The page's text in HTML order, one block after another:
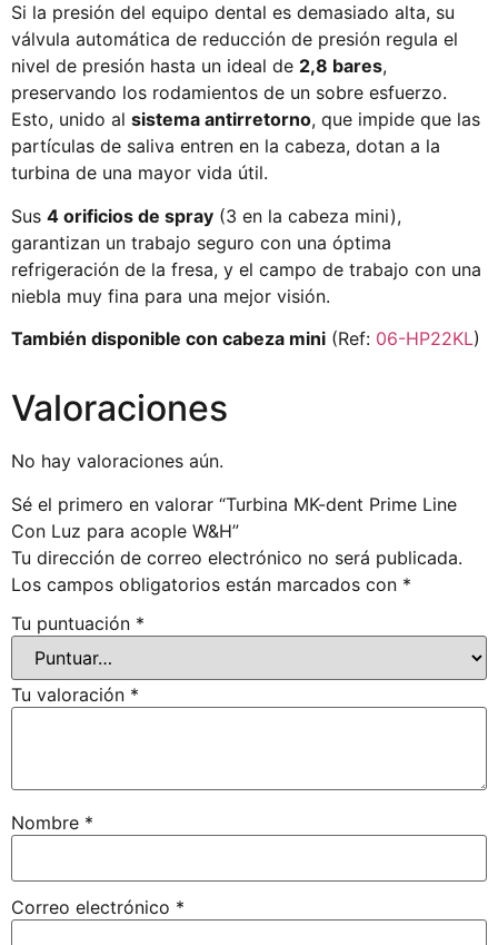
Si la presión del equipo dental es demasiado alta, su
válvula automática de reducción de presión regula el
nivel de presión hasta un ideal de 2,8 bares,
preservando los rodamientos de un sobre esfuerzo.
Esto, unido al sistema antirretorno, que impide que las
partículas de saliva entren en la cabeza, dotan a la
turbina de una mayor vida útil.
Sus 4 orificios de spray (3 en la cabeza mini),
garantizan un trabajo seguro con una óptima
refrigeración de la fresa, y el campo de trabajo con una
niebla muy fina para una mejor visión.
También disponible con cabeza mini (Ref: 06-HP22KL)
Valoraciones
No hay valoraciones aún.
Sé el primero en valorar “Turbina MK-dent Prime Line
Con Luz para acople W&H”
Tu dirección de correo electrónico no será publicada.
Los campos obligatorios están marcados con *
Tu puntuación *
Tu valoración *
Nombre *
Correo electrónico *